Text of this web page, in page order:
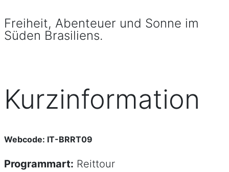
Freiheit, Abenteuer und Sonne im
Süden Brasiliens.
Kurzinformation
Webcode: IT-BRRT09
Programmart: Reittour